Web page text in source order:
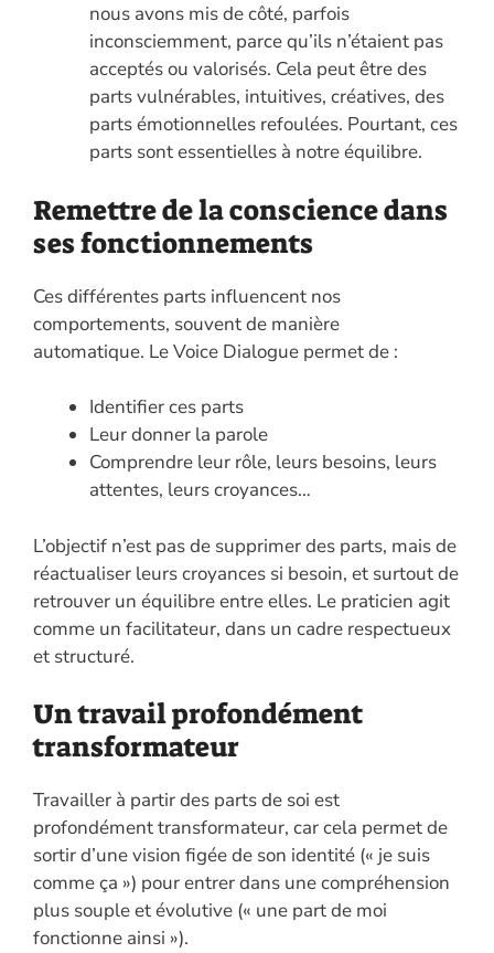
nous avons mis de côté, parfois
inconsciemment, parce qu’ils n’étaient pas
acceptés ou valorisés. Cela peut être des
parts vulnérables, intuitives, créatives, des
parts émotionnelles refoulées. Pourtant, ces
parts sont essentielles à notre équilibre.
Remettre de la conscience dans
ses fonctionnements
Ces différentes parts influencent nos
comportements, souvent de manière
automatique. Le Voice Dialogue permet de :
Identifier ces parts
Leur donner la parole
Comprendre leur rôle, leurs besoins, leurs
attentes, leurs croyances…
L’objectif n’est pas de supprimer des parts, mais de
réactualiser leurs croyances si besoin, et surtout de
retrouver un équilibre entre elles. Le praticien agit
comme un facilitateur, dans un cadre respectueux
et structuré.
Un travail profondément
transformateur
Travailler à partir des parts de soi est
profondément transformateur, car cela permet de
sortir d’une vision figée de son identité (« je suis
comme ça ») pour entrer dans une compréhension
plus souple et évolutive (« une part de moi
fonctionne ainsi »).